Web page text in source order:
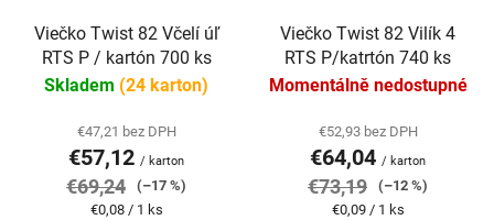
Viečko Twist 82 Včelí úľ
RTS P / kartón 700 ks
Skladem (24 karton)
€47,21 bez DPH
€57,12 / karton
€69,24
(–17 %)
Jednotková
€0,08 / 1 ks
Viečko Twist 82 Vilík 4
RTS P/katrtón 740 ks
Momentálně nedostupné
€52,93 bez DPH
€64,04 / karton
€73,19
(–12 %)
Jednotková
€0,09 / 1 ks